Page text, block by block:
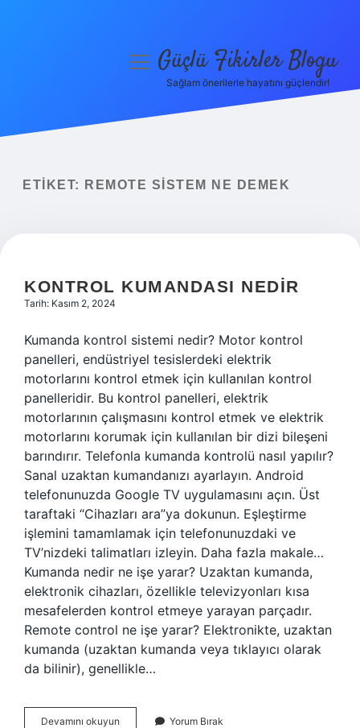
Yasal Uyarı
menüyüGüçlü Fikirler Blogu
Sağlam önerilerle hayatını güçlendir!
ETIKET: REMOTE SISTEM NE DEMEK
KONTROL KUMANDASI NEDIR
Tarih: Kasım 2, 2024
Kumanda kontrol sistemi nedir? Motor kontrol
panelleri, endüstriyel tesislerdeki elektrik
motorlarını kontrol etmek için kullanılan kontrol
panelleridir. Bu kontrol panelleri, elektrik
motorlarının çalışmasını kontrol etmek ve elektrik
motorlarını korumak için kullanılan bir dizi bileşeni
barındırır. Telefonla kumanda kontrolü nasıl yapılır?
Sanal uzaktan kumandanızı ayarlayın. Android
telefonunuzda Google TV uygulamasını açın. Üst
taraftaki “Cihazları ara”ya dokunun. Eşleştirme
işlemini tamamlamak için telefonunuzdaki ve
TV’nizdeki talimatları izleyin. Daha fazla makale…
Kumanda nedir ne işe yarar? Uzaktan kumanda,
elektronik cihazları, özellikle televizyonları kısa
mesafelerden kontrol etmeye yarayan parçadır.
Remote control ne işe yarar? Elektronikte, uzaktan
kumanda (uzaktan kumanda veya tıklayıcı olarak
da bilinir), genellikle…
Devamını okuyun Yorum Bırak